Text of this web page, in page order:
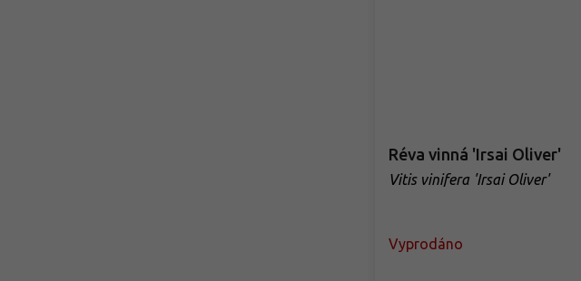
Réva vinná 'Irsai Oliver'
Vitis vinifera 'Irsai Oliver'
Vyprodáno